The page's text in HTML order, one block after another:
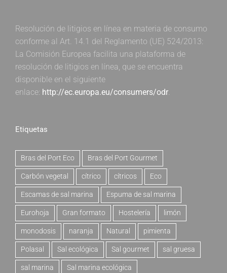
Resolución de litigios en línea en materia de consumo
conforme al Art. 14.1 del Reglamento (UE) 524/2013:
La Comisión Europea facilita una plataforma de
resolución de litigios en línea, que se encuentra
disponible en el siguiente
enlace: http://ec.europa.eu/consumers/odr.
Etiquetas
Bras del Port Eco Bras del Port Gourmet
Carbón vegetal cítrico cítricos Eco
Escamas de sal marina Espuma de sal marina
Eurohoja Gran formato Hostelería limón
monodosis naranja Natural pimienta
Polasal Sal ecológica Sal gourmet sal gruesa
sal marina Sal marina ecológica